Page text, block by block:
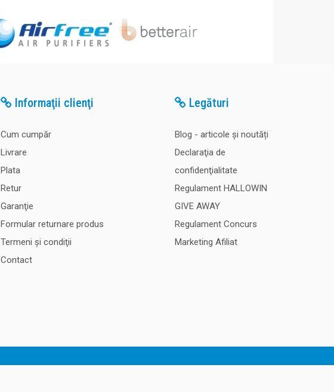
Informaţii clienţi
Cum cumpăr
Livrare
Plata
Retur
Garanţie
Formular returnare produs
Termeni şi condiţii
Contact
Legături
Blog - articole și noutăți
Declaraţia de
confidenţialitate
Regulament HALLOWIN
GIVE AWAY
Regulament Concurs
Marketing Afiliat